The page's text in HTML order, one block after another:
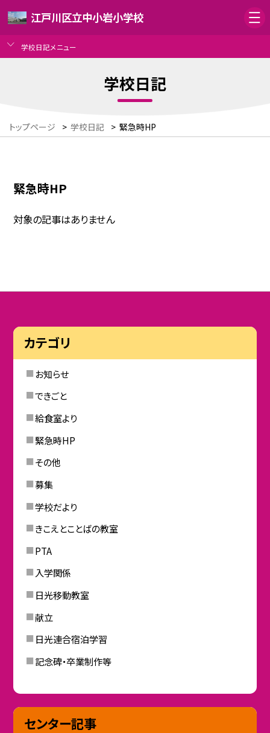
江戸川区立中小岩小学校
学校日記メニュー
学校日記
トップページ > 学校日記 > 緊急時HP
緊急時HP
対象の記事はありません
カテゴリ
お知らせ
できごと
給食室より
緊急時HP
その他
募集
学校だより
きこえとことばの教室
PTA
入学関係
日光移動教室
献立
日光連合宿泊学習
記念碑・卒業制作等
センター記事